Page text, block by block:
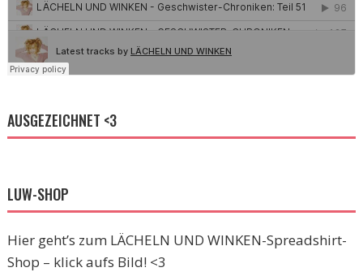
AUSGEZEICHNET <3
LUW-SHOP
Hier geht’s zum LÄCHELN UND WINKEN-Spreadshirt-
Shop – klick aufs Bild! <3